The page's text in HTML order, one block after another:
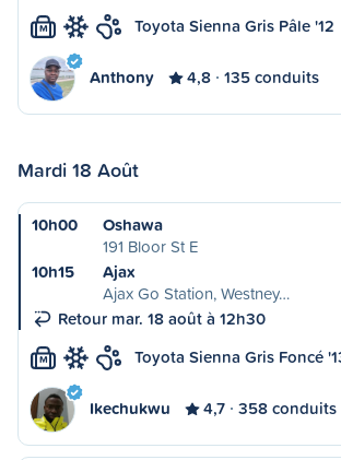
M Toyota Sienna Gris Pâle '12
Anthony 4,8 135 conduits
Mardi 18 Août
10h00
Oshawa
191 Bloor St E
10h15
Ajax
Ajax Go Station, Westney…
Retour mar. 18 août à 12h30
M Toyota Sienna Gris Foncé
Ikechukwu 4,7 358 conduits